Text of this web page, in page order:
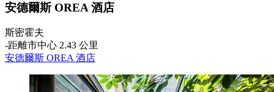
安德爾斯 OREA 酒店
斯密霍夫
‐距離市中心 2.43 公里
安德爾斯 OREA 酒店